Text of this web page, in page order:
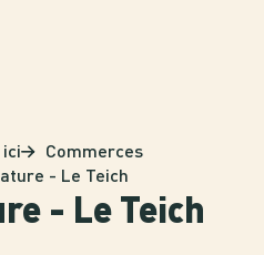
- Le Teich
Commerces
- Le Teich